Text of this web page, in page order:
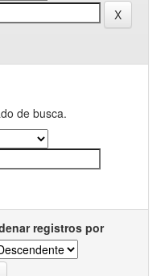
de busca.
registros por